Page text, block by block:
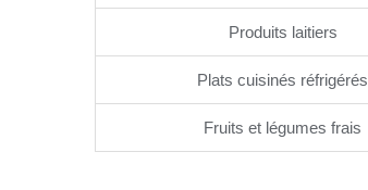
Produits laitiers
Plats cuisinés réfrigérés
Fruits et légumes frais